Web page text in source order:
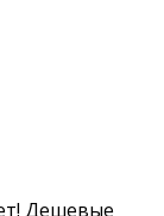
Дешевые